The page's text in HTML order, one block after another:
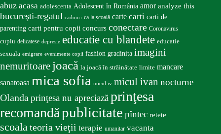
abuz acasa adolescenta Adolescent în România amor analyze this
bucureşti-regatul cadouri ca la școală carte carti carti de
parenting carti pentru copii concurs conectare Coronavirus
cuplu delicatese depresie educatie cu blandete educatie
sexuala emigrare evenimente copii fashion gradinita imagini
nemuritoare joacă la joacă în străinătate limite mancare
sanatoasa mica sofia micul iv micul ivan nocturne
Olandaprinţesa nu apreciazăprinţesa
recomandăpublicitate pîntec retete
scoalateoria vieţii terapie umanitar vacanta